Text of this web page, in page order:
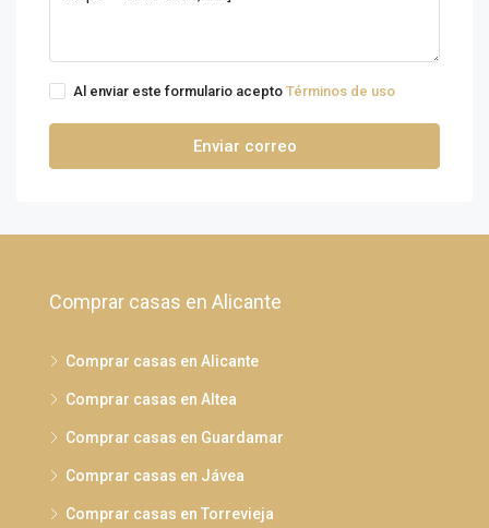
Al enviar este formulario acepto Términos de uso
Enviar correo
Comprar casas en Alicante
Comprar casas en Alicante
Comprar casas en Altea
Comprar casas en Guardamar
Comprar casas en Jávea
Comprar casas en Torrevieja